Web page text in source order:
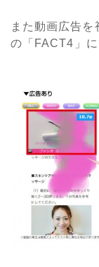
また動画広告
の「FACT4」に